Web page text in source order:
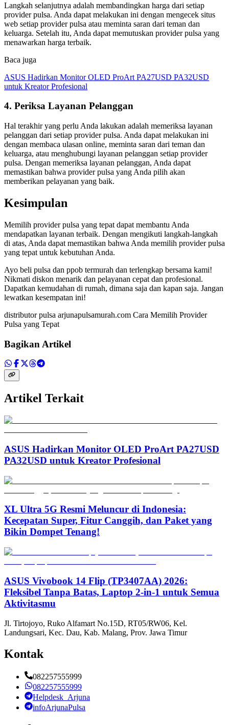
Langkah selanjutnya adalah membandingkan harga dari setiap
provider pulsa. Anda dapat melakukan ini dengan mengecek situs
web setiap provider pulsa atau meminta saran dari teman dan
keluarga. Setelah itu, Anda dapat memutuskan provider pulsa yang
menawarkan harga terbaik.
Baca juga
ASUS Hadirkan Monitor OLED ProArt PA27USD PA32USD
untuk Kreator Profesional
4. Periksa Layanan Pelanggan
Hal terakhir yang perlu Anda lakukan adalah memeriksa layanan
pelanggan dari setiap provider pulsa. Anda dapat melakukan ini
dengan membaca ulasan online, meminta saran dari teman dan
keluarga, atau menghubungi layanan pelanggan setiap provider
pulsa. Dengan memeriksa layanan pelanggan, Anda dapat
memastikan bahwa provider pulsa yang Anda pilih akan
memberikan pelayanan yang baik.
Kesimpulan
Memilih provider pulsa yang tepat dapat membantu Anda
mendapatkan layanan terbaik. Dengan mengikuti langkah-langkah
di atas, Anda dapat memastikan bahwa Anda memilih provider pulsa
yang tepat untuk kebutuhan Anda.
Ayo beli pulsa dan ppob termurah dan terlengkap bersama kami!
Nikmati diskon menarik dan pelayanan cepat dan profesional.
Dapatkan kemudahan di rumah, dimana saja dan kapan saja. Jangan
lewatkan kesempatan ini!
distributor pulsa arjunapulsamurah.com Cara Memilih Provider
Pulsa yang Tepat
Bagikan Artikel
Artikel Terkait
ASUS Hadirkan Monitor OLED ProArt PA27USD
PA32USD untuk Kreator Profesional
XL Ultra 5G Resmi Meluncur di Indonesia:
Kecepatan Super, Fitur Canggih, dan Paket yang
Bikin Dompet Tenang!
ASUS Vivobook 14 Flip (TP3407AA) 2026:
Fleksibel Tanpa Batas, Laptop 2-in-1 untuk Semua
Aktivitasmu
Jl. Tirtojoyo, Ruko Alfamart No.15D, RT05/RW06, Kel.
Landungsari, Kec. Dau, Kab. Malang, Prov. Jawa Timur
Kontak
082257555999
082257555999
Helpdesk_Arjuna
infoArjunaPulsa